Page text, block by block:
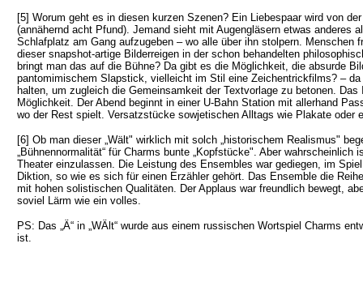
[5] Worum geht es in diesen kurzen Szenen? Ein Liebespaar wird von
(annähernd acht Pfund). Jemand sieht mit Augengläsern etwas anderes
Schlafplatz am Gang aufzugeben – wo alle über ihn stolpern.
dieser snapshot-artige Bilderreigen in der schon behandelten
bringt man das auf die Bühne? Da gibt es die Möglichkeit, die absurde
pantomimischem Slapstick, vielleicht im Stil eine Zeichentrickfilms? –
halten, um zugleich die Gemeinsamkeit der Textvorlage zu betonen. Das
Möglichkeit. Der Abend beginnt in einer U-Bahn Station mit allerhand
wo der Rest spielt. Versatzstücke sowjetischen Alltags wie Plakate
[6] Ob man dieser „Wält" wirklich mit solch „historischem Realismus"
„Bühnennormalität“ für Charms bunte „Kopfstücke". Aber
Theater einzulassen. Die Leistung des Ensembles war gediegen, im
Diktion, so wie es sich für einen Erzähler gehört. Das Ensemble die
mit hohen solistischen Qualitäten. Der Applaus war freundlich bewegt,
soviel Lärm wie ein volles.
PS: Das „Ä“ in „WÄlt“ wurde aus einem russischen Wortspiel Charms
ist.